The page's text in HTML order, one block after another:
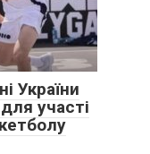
України
участі